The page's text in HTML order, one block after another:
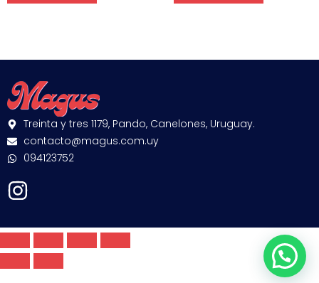
Treinta y tres 1179, Pando, Canelones, Uruguay.
contacto@magus.com.uy
094123752